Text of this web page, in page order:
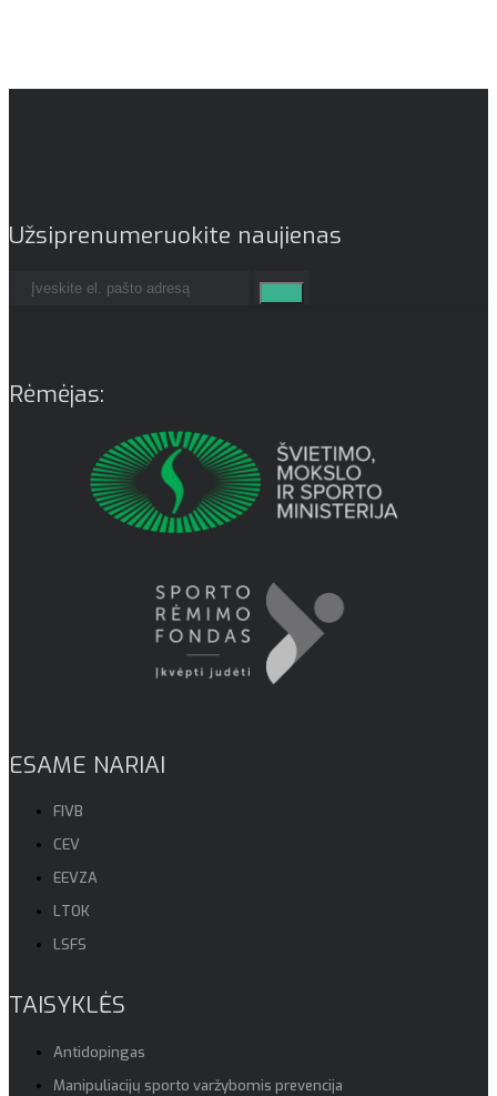
Užsiprenumeruokite naujienas
Rėmėjas:
ESAME NARIAI
FIVB
CEV
EEVZA
LTOK
LSFS
TAISYKLĖS
Antidopingas
Manipuliacijų sporto varžybomis prevencija